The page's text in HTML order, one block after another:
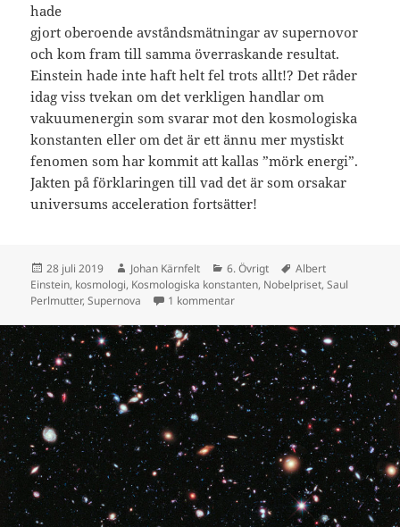
hade
gjort oberoende avståndsmätningar av supernovor
och kom fram till samma överraskande resultat.
Einstein hade inte haft helt fel trots allt!? Det råder
idag viss tvekan om det verkligen handlar om
vakuumenergin som svarar mot den kosmologiska
konstanten eller om det är ett ännu mer mystiskt
fenomen som har kommit att kallas ”mörk energi”.
Jakten på förklaringen till vad det är som orsakar
universums acceleration fortsätter!
Postat
28 juli 2019 Författare
Johan Kärnfelt Kategorier
6. Övrigt Taggar
Albert
Einstein, kosmologi, Kosmologiska konstanten, Nobelpriset,Saul
Perlmutter,Supernova 1 kommentartill #57: Guldår inom